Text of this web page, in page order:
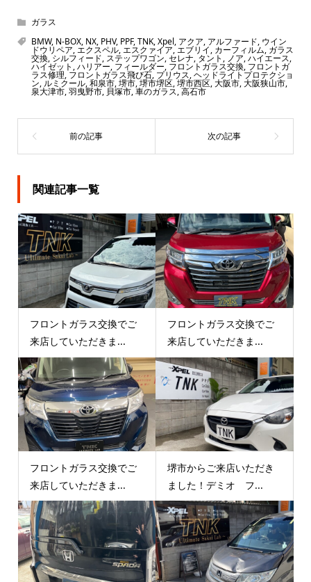
ガラス
BMW, N-BOX, NX, PHV, PPF,TNK,Xpel, アクア, アルファード, ウイン
ドウリペア,エクスペル,エスクァイア,エブリイ, カーフィルム, ガラス
交換,シルフィード, ステップワゴン,セレナ,タント , ノア,ハイエース,
ハイゼット ,ハリアー, フィールダー, フロントガラス交換, フロントガ
ラス修理,フロントガラス飛び石, プリウス,ヘッドライトプロテクショ
ン, ルミクール,和泉市,堺市,堺市堺区,堺市西区,大阪市,大阪狭山市,
泉大津市,羽曳野市, 貝塚市,車のガラス,高石市
関連記事一覧
フロントガラス交換でご
来店していただきま...
フロントガラス交換でご
来店していただきま...
フロントガラス交換でご
来店していただきま...
堺市からご来店いただき
ました！デミオ フ...